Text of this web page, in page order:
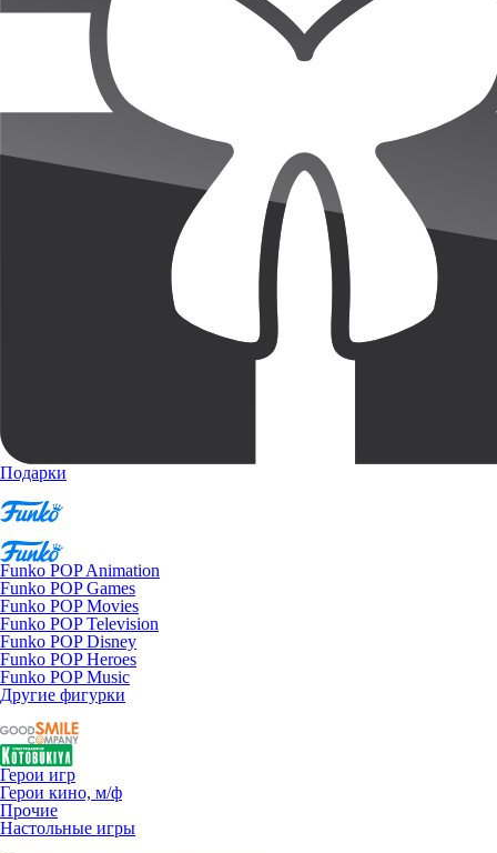
Подарки
Funko POP Animation
Funko POP Games
Funko POP Movies
Funko POP Television
Funko POP Disney
Funko POP Heroes
Funko POP Music
Другие фигурки
Герои игр
Герои кино, м/ф
Прочие
Настольные игры